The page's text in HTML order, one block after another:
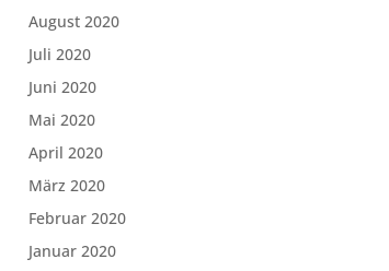
August 2020
Juli 2020
Juni 2020
Mai 2020
April 2020
März 2020
Februar 2020
Januar 2020